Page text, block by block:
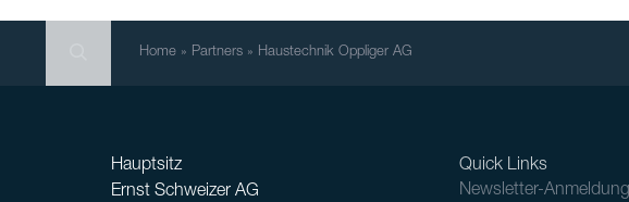
MSP Schrägdach
SearchHome » Partners » Haustechnik Oppliger AG
Hauptsitz
Ernst Schweizer AG
Quick Links
Newsletter-Anmeldung